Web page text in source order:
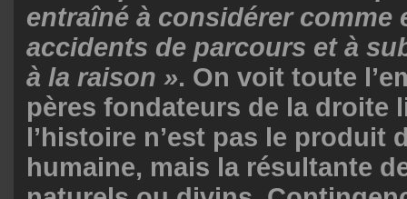
entraîné à considérer comme
accidents de parcours et à
à la raison ». On voit toute
pères fondateurs de la droite
l’histoire n’est pas le produit
humaine, mais la résultante